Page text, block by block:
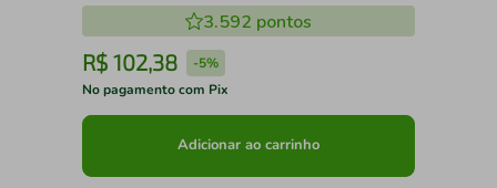
3.592 pontos
R$ 102,38 -5%
No pagamento com Pix
Adicionar ao carrinho